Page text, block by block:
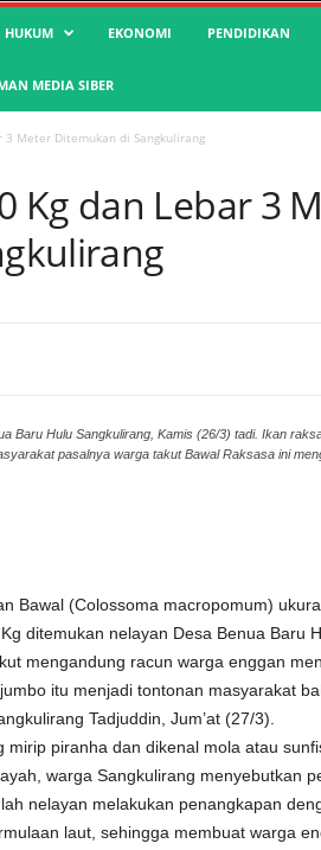
HUKUM EKONOMI PENDIDIKAN
MEDIA SIBER
3 Meter Ditemukan di Sangkulirang
Kg dan Lebar 3
Baru Hulu Sangkulirang, Kamis (26/3) tadi. Ikan
pasalnya warga takut Bawal Raksasa ini
Bawal (Colossoma macropomum)
ditemukan nelayan Desa Benua Baru
mengandung racun warga enggan
itu menjadi tontonan masyarakat
Tadjuddin, Jum’at (27/3).
mirip piranha dan dikenal mola atau
warga Sangkulirang menyebutkan
nelayan melakukan penangkapan
laut, sehingga membuat warga